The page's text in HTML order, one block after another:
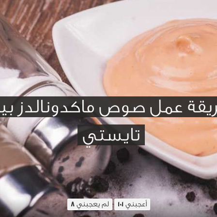
عمل صوص ماكدونالدز
تايستي
أعجبني 101 لم يعجبني8